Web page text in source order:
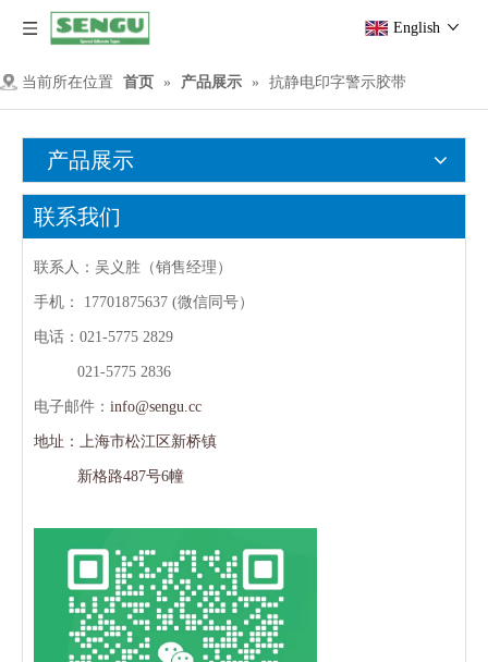
English
当前所在位置 首页 » 产品展示 » 抗静电印字警示胶带
产品展示
联系我们
联系人：吴义胜（销售经理）
手机： 17701875637 (微信同号）
电话：021-5775 2829
021-5775 2836
电子邮件： info@sengu.cc
地址：上海市松江区新桥镇
新格路487号6幢